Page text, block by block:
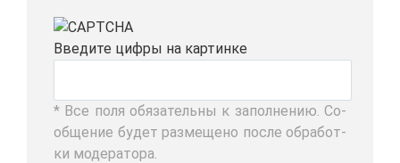
Вве­ди­те циф­ры на кар­тин­ке
* Все по­ля обя­за­тель­ны к за­пол­не­нию. Со­
об­ще­ние бу­дет раз­ме­ще­но по­сле об­ра­бот­
ки мо­де­ра­то­ра.